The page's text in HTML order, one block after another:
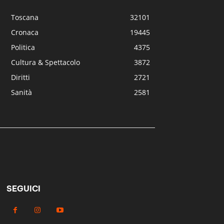
Toscana
32101
Cronaca
19445
Politica
4375
Cultura & Spettacolo
3872
Diritti
2721
Sanità
2581
SEGUICI